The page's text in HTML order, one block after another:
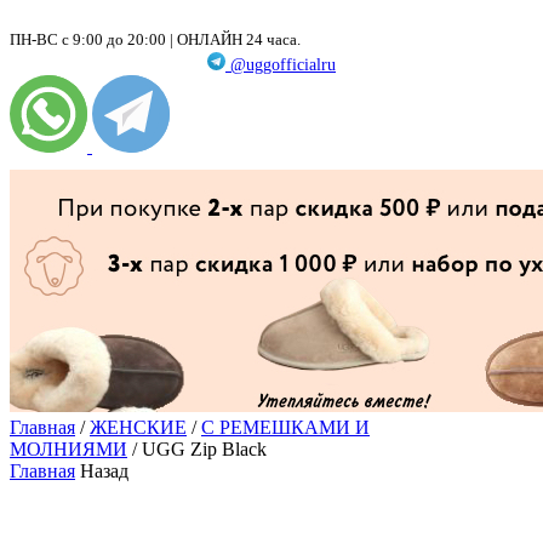
ПН-ВС с 9:00 до 20:00 | ОНЛАЙН 24 часа.
@uggofficialru
Главная /ЖЕНСКИЕ /С РЕМЕШКАМИ И
МОЛНИЯМИ / UGG Zip Black
Главная Назад